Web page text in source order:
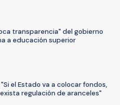
transparencia" del gobierno
a educación superior
el Estado va a colocar fondos,
regulación de aranceles"